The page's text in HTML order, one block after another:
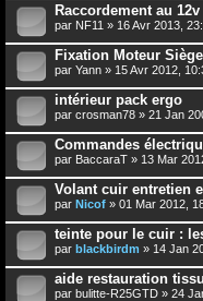
Raccordement au
par NF11 » 16 Avr 2013,
Fixation Moteur
par Yann » 15 Avr 2012,
intérieur pack ergo
par crosman78 » 21 Jan
Commandes
par BaccaraT » 13 Mar
Volant cuir entretien
par Nicof » 01 Mar 2012,
teinte pour le cuir :
par blackbirdm » 14 Jan
aide restauration
par bulitte-R25GTD » 24